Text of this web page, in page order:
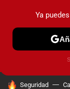
PRUEBAS
HOY SE HABLA
Seguridad
Ya